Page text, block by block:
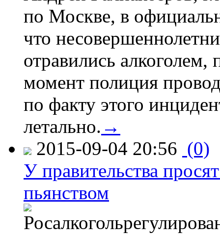
по Москве, в
что
отравились
момент полиция
по факту этого
летально. →
2015-09-04 20:56 (0)
У правительства
пьянством